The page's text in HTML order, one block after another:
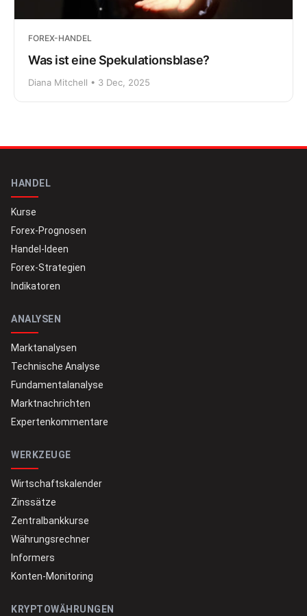
FOREX-HANDEL
Was ist eine Spekulationsblase?
Diana Mitchell • 3 Dec, 2025
HANDEL
Kurse
Forex-Prognosen
Handel-Ideen
Forex-Strategien
Indikatoren
ANALYSEN
Marktanalysen
Technische Analyse
Fundamentalanalyse
Marktnachrichten
Expertenkommentare
WERKZEUGE
Wirtschaftskalender
Zinssätze
Zentralbankkurse
Währungsrechner
Informers
Konten-Monitoring
KRYPTOWÄHRUNGEN